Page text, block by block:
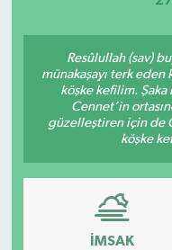
Resûlullah (sav)
münakaşayı terk eden
köşke kefilim.
Cennet’in
güzelleştiren için de
köşke
İMSAK
SPOR
TEKNOLOJİ
YAŞAM
Haber Arşivi